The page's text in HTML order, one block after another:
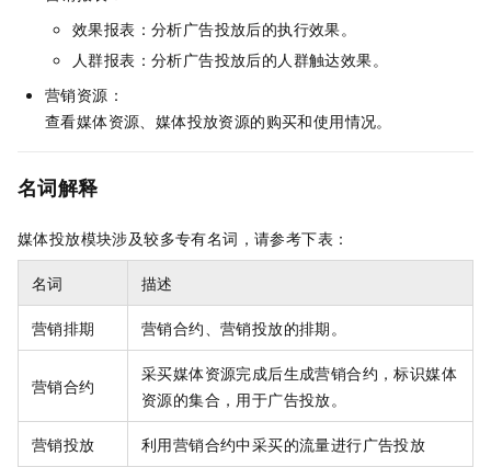
效果报表：分析广告投放后的执行效果。
人群报表：分析广告投放后的人群触达效果。
营销资源：
查看媒体资源、媒体投放资源的购买和使用情况。
名词解释
媒体投放模块涉及较多专有名词，请参考下表：
名词 描述
营销排期 营销合约、营销投放的排期。
营销合约
采买媒体资源完成后生成营销合约，标识媒体
资源的集合，用于广告投放。
营销投放 利用营销合约中采买的流量进行广告投放